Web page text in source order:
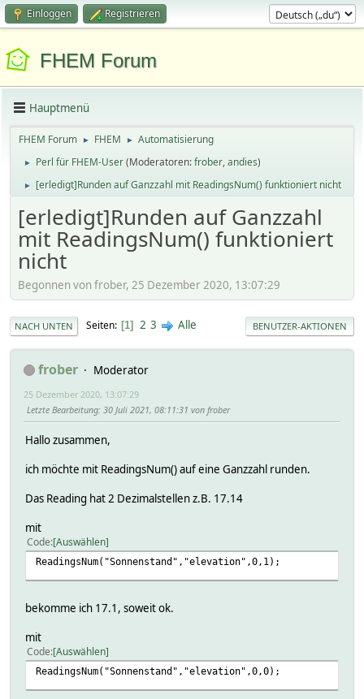
Einloggen Registrieren
FHEM Forum
Hauptmenü
FHEM Forum ► FHEM ► Automatisierung
► Perl für FHEM-User(Moderatoren:frober,andies)
► [erledigt]Runden auf Ganzzahl mit ReadingsNum() funktioniert nicht
[erledigt]Runden auf Ganzzahl
mit ReadingsNum() funktioniert
nicht
Begonnen von frober, 25 Dezember 2020, 13:07:29
NACH UNTEN Seiten 1 2 3 Alle BENUTZER-AKTIONEN
frober Moderator
25 Dezember 2020, 13:07:29
Letzte Bearbeitung: 30 Juli 2021, 08:11:31 von frober
Hallo zusammen,
ich möchte mit ReadingsNum() auf eine Ganzzahl runden.
Das Reading hat 2 Dezimalstellen z.B. 17.14
mit
Code Auswählen
ReadingsNum("Sonnenstand","elevation",0,1);
bekomme ich 17.1, soweit ok.
mit
Code Auswählen
ReadingsNum("Sonnenstand","elevation",0,0);